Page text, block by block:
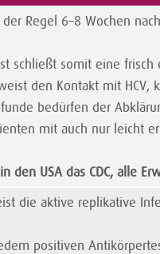
Regel 6–8 Wochen
schließt somit eine
den Kontakt mit
bedürfen der
mit auch nur leicht
den USA das CDC, alle
die aktive replikative
positiven